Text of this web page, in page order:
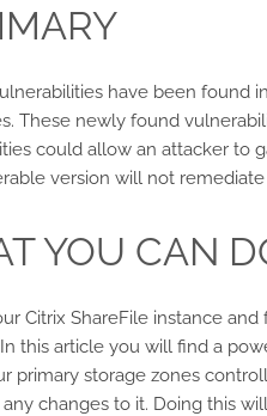
have been found
These newly found
could allow an attacker to
version will not
YOU CAN
Citrix ShareFile instance
this article you will find a
primary storage zones
changes to it. Doing this